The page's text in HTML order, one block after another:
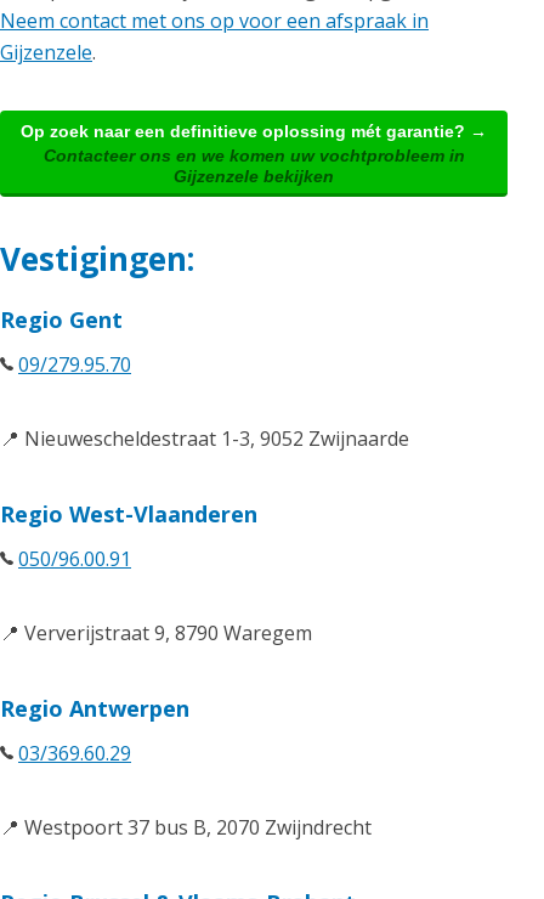
Neem contact met ons op voor een afspraak in
Gijzenzele.
Op zoek naar een definitieve oplossing mét garantie? →
Contacteer ons en we komen uw vochtprobleem in
Gijzenzele bekijken
Vestigingen:
Regio Gent
09/279.95.70
📍 Nieuwescheldestraat 1-3, 9052 Zwijnaarde
Regio West-Vlaanderen
050/96.00.91
📍 Ververijstraat 9, 8790 Waregem
Regio Antwerpen
03/369.60.29
📍 Westpoort 37 bus B, 2070 Zwijndrecht